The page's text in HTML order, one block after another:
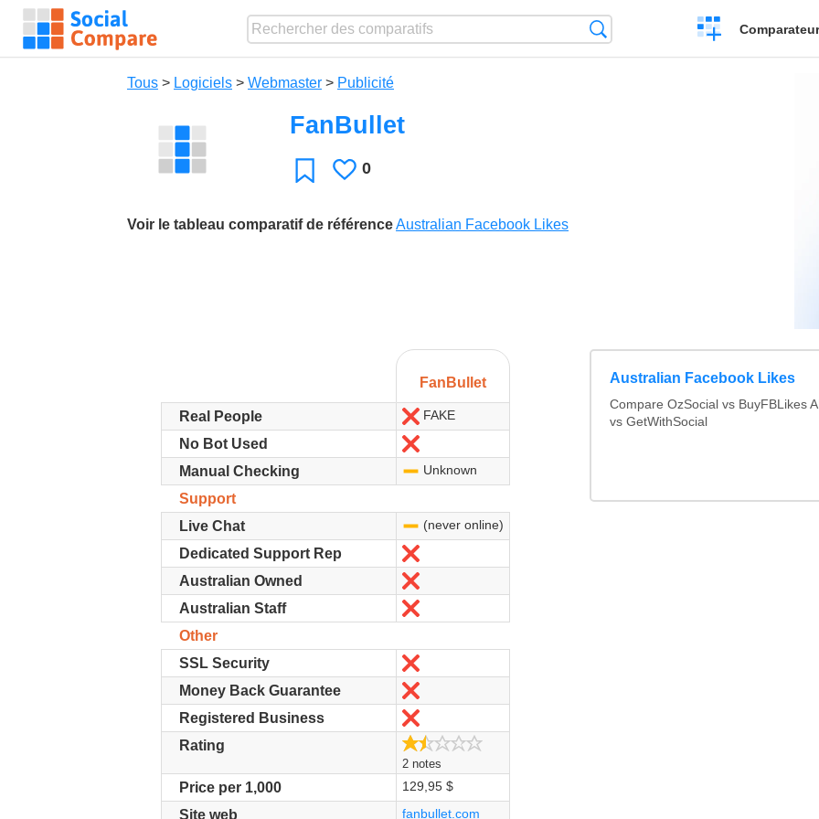
Créer
un
Tous > Logiciels > Webmaster > Publicité
FanBullet
Favori J'aime
0
Voir le tableau comparatif de référenceAustralian Facebook Likes
FanBullet
Real People Non
FAKE
No Bot Used Non
Manual Checking Unknown
Support
Live Chat
(never online)
Dedicated Support Rep Non
Australian Owned Non
Australian Staff Non
Other
SSL Security
Non
Money Back Guarantee Non
Registered Business Non
Rating 1.5/5
2 notes
Price per 1,000 129,95 $
Site web fanbullet.com
Australian Facebook Likes
Compare OzSocial vs BuyFBLikes
vs GetWithSocial